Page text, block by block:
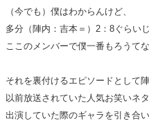
（今でも）僕はわからんけど、
多分（陣内：吉本＝）2：8ぐらい
ここのメンバーで僕一番もろうて
それを裏付けるエピソードとして陣
以前放送されていた人気お笑いネ
出演していた際のギャラを引き合い